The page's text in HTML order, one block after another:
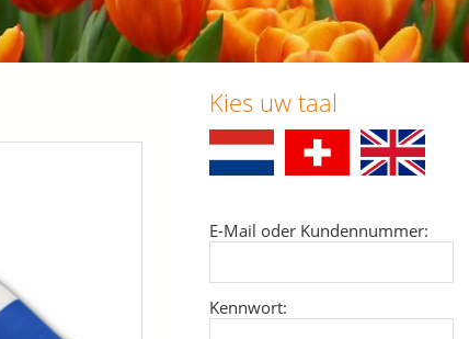
Kies uw taal
E-Mail oder Kundennummer:
Kennwort: